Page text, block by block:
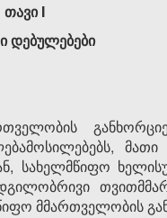
თავი I
დებულებები
მათი
სახელმწიფო
მმართველობის